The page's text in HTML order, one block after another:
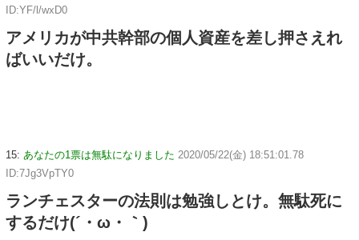
ID:YF/l/wxD0
アメリカが中共幹部の個人資産を差し押さえれ
ばいいだけ。
15: あなたの1票は無駄になりました 2020/05/22(金) 18:51:01.78
ID:7Jg3VpTY0
ランチェスターの法則は勉強しとけ。無駄死に
するだけ(´・ω・｀)